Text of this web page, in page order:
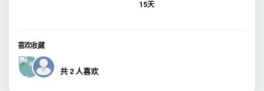
15天
喜欢收藏
共 2 人喜欢